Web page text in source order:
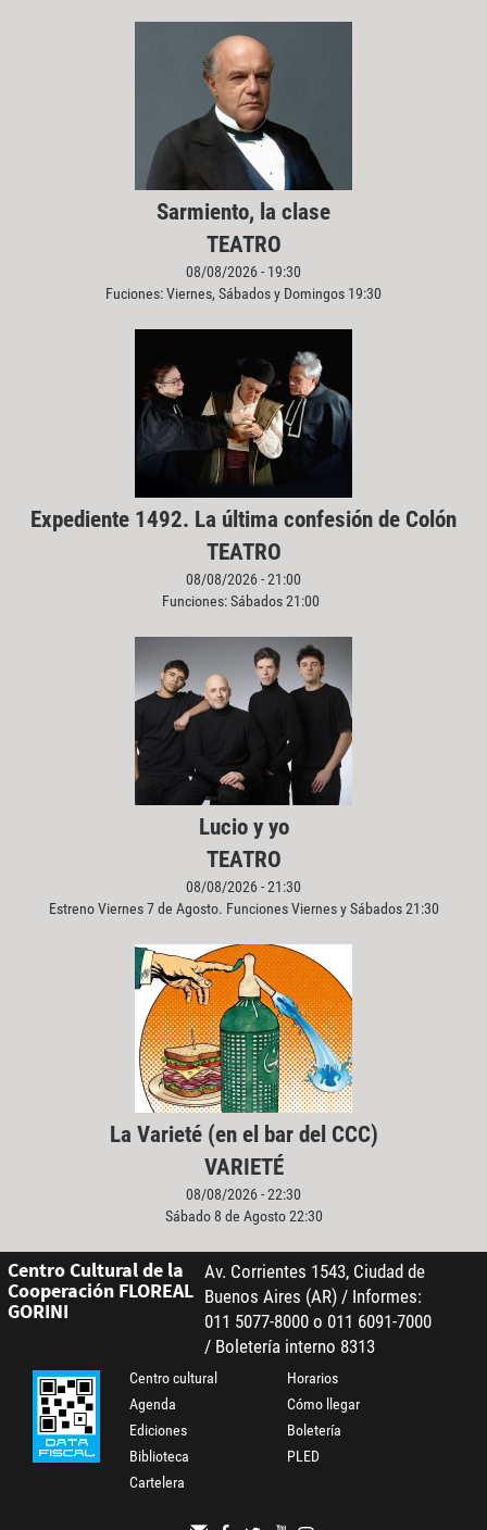
Sarmiento, la clase
TEATRO
08/08/2026 - 19:30
Fuciones: Viernes, Sábados y Domingos 19:30
Expediente 1492. La última confesión de Colón
TEATRO
08/08/2026 - 21:00
Funciones: Sábados 21:00
Lucio y yo
TEATRO
08/08/2026 - 21:30
Estreno Viernes 7 de Agosto. Funciones Viernes y Sábados 21:30
La Varieté (en el bar del CCC)
VARIETÉ
08/08/2026 - 22:30
Sábado 8 de Agosto 22:30
Centro Cultural de la
Cooperación FLOREAL
GORINI
Av. Corrientes 1543, Ciudad de
Buenos Aires (AR) / Informes:
011 5077-8000 o 011 6091-7000
/ Boletería interno 8313
Centro cultural
Agenda
Ediciones
Biblioteca
Cartelera
Horarios
Cómo llegar
Boletería
PLED